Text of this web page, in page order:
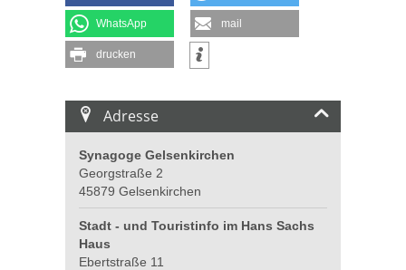
WhatsApp mail
drucken
Adresse
Synagoge Gelsenkirchen
Georgstraße 2
45879 Gelsenkirchen
Stadt - und Touristinfo im Hans Sachs
Haus
Ebertstraße 11